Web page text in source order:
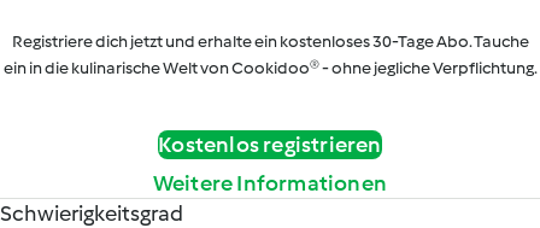
Registriere dich jetzt und erhalte ein kostenloses 30-Tage Abo. Tauche
ein in die kulinarische Welt von Cookidoo® - ohne jegliche Verpflichtung.
Kostenlos registrieren
Weitere Informationen
Schwierigkeitsgrad